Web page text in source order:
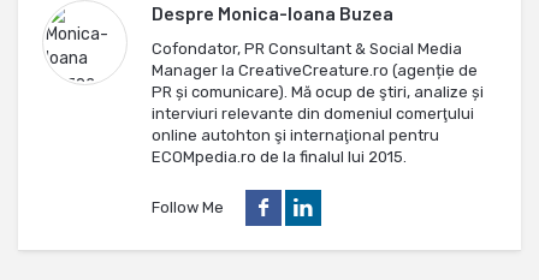
Despre Monica-Ioana Buzea
Cofondator, PR Consultant & Social Media
Manager la CreativeCreature.ro (agenție de
PR și comunicare). Mă ocup de ştiri, analize și
interviuri relevante din domeniul comerţului
online autohton şi internaţional pentru
ECOMpedia.ro de la finalul lui 2015.
Follow Me